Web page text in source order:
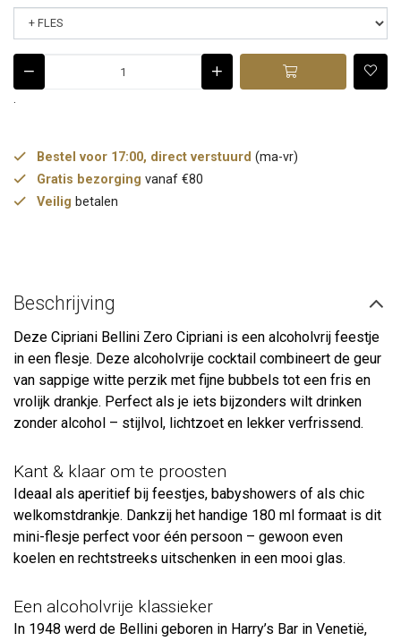
.
Bestel voor 17:00, direct verstuurd (ma-vr)
Gratis bezorging vanaf €80
Veilig betalen
Beschrijving
Deze Cipriani Bellini Zero Cipriani is een alcoholvrij feestje
in een flesje. Deze alcoholvrije cocktail combineert de geur
van sappige witte perzik met fijne bubbels tot een fris en
vrolijk drankje. Perfect als je iets bijzonders wilt drinken
zonder alcohol – stijlvol, lichtzoet en lekker verfrissend.
Kant & klaar om te proosten
Ideaal als aperitief bij feestjes, babyshowers of als chic
welkomstdrankje. Dankzij het handige 180 ml formaat is dit
mini-flesje perfect voor één persoon – gewoon even
koelen en rechtstreeks uitschenken in een mooi glas.
Een alcoholvrije klassieker
In 1948 werd de Bellini geboren in Harry’s Bar in Venetië,